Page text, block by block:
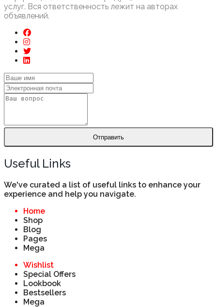
услуг. Вся ответственность лежит на авторах
объявлений.
Отправить
Useful Links
We've curated a list of useful links to enhance your
experience and help you navigate.
Home
Shop
Blog
Pages
Mega
Wishlist
Special Offers
Lookbook
Bestsellers
Mega